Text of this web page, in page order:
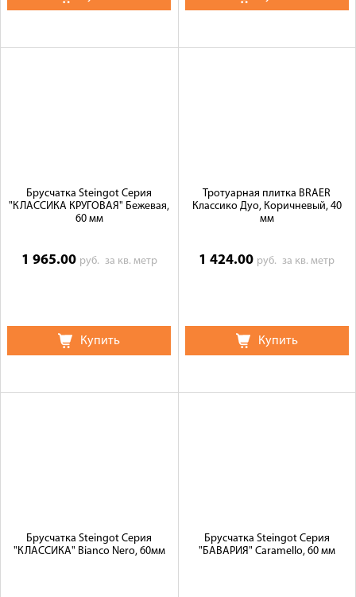
Брусчатка Steingot Серия
"КЛАССИКА КРУГОВАЯ" Бежевая,
60 мм
1 965.00 руб. за кв. метр
Купить
Тротуарная плитка BRAER
Классико Дуо, Коричневый, 40
мм
1 424.00 руб.за кв. метр
Купить
Брусчатка Steingot Серия
"КЛАССИКА" Bianco Nero, 60мм
Брусчатка Steingot Серия
"БАВАРИЯ" Caramello, 60 мм